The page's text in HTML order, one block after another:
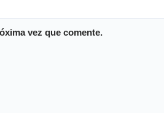
vez que comente.